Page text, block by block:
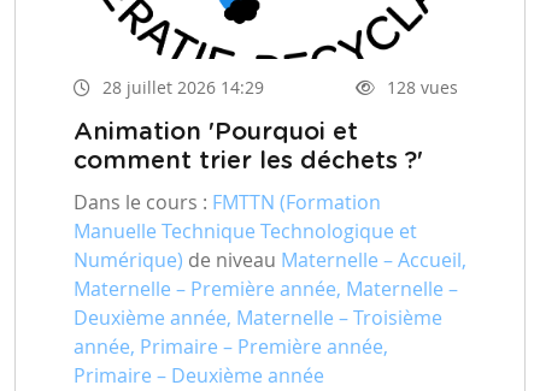
28 juillet 2026 14:29 128 vues
Animation 'Pourquoi et
comment trier les déchets ?'
Dans le cours : FMTTN (Formation
Manuelle Technique Technologique et
Numérique) de niveau Maternelle – Accueil,
Maternelle – Première année, Maternelle –
Deuxième année, Maternelle – Troisième
année, Primaire – Première année,
Primaire – Deuxième année